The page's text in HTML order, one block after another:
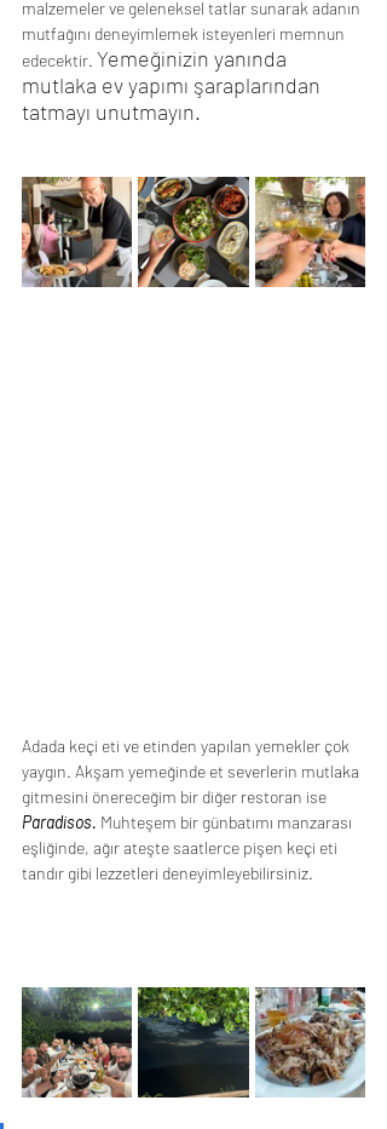
malzemeler ve geleneksel tatlar sunarak adanın
mutfağını deneyimlemek isteyenleri memnun
edecektir. Yemeğinizin yanında
mutlaka ev yapımı şaraplarından
tatmayı unutmayın.
Adada keçi eti ve etinden yapılan yemekler çok
yaygın. Akşam yemeğinde et severlerin mutlaka
gitmesini önereceğim bir diğer restoran ise
Paradisos. Muhteşem bir günbatımı manzarası
eşliğinde, ağır ateşte saatlerce pişen keçi eti
tandır gibi lezzetleri deneyimleyebilirsiniz.